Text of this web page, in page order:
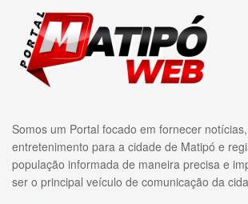
Somos um Portal focado em fornecer
entretenimento para a cidade de Matipó e
população informada de maneira precisa e
ser o principal veículo de comunicação da